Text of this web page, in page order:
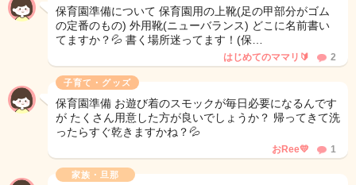
保育園準備について 保育園用の上靴(足の甲部分がゴム
の定番のもの) 外用靴(ニューバランス) どこに名前書い
てますか？💦 書く場所迷ってます！(保…
はじめてのママリ🔰 2
子育て・グッズ
保育園準備 お遊び着のスモックが毎日必要になるんです
が たくさん用意した方が良いでしょうか？ 帰ってきて洗
ったらすぐ乾きますかね？💦
おRee💛 1
家族・旦那